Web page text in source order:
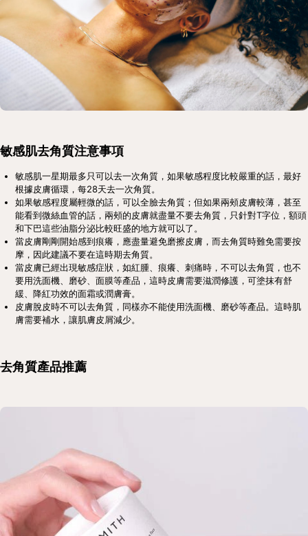
敏感肌去角質注意事項
敏感肌一星期最多只可以去一次角質，如果敏感程度比較嚴重的話，最好
根據皮膚循環，每28天去一次角質。
如果敏感程度屬輕微的話，可以全臉去角質；但如果兩頰皮膚較薄，甚至
能看到微絲血管的話，兩頰的皮膚就盡量不要去角質，只針對T字位，額頭
和下巴這些油脂分泌比較旺盛的地方就可以了。
當皮膚剛剛開始感到痕癢，應盡量避免磨擦皮膚，而去角質時難免需要按
摩，因此建議不要在這時期去角質。
當皮膚已經出現敏感症狀，如紅腫、痕癢、刺痛時，不可以去角質，也不
要用洗面機、磨砂、面膜等產品，這時皮膚需要滋潤修護，可塗抹有舒
緩、降紅功效的面霜或潤膚膏。
皮膚脫皮時不可以去角質，同樣亦不能使用洗面機、磨砂等產品。這時肌
膚需要補水，讓肌膚皮屑減少。
去角質產品推薦